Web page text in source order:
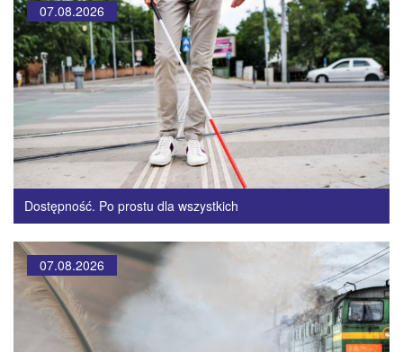
07.08.2026
Dostępność. Po prostu dla wszystkich
07.08.2026